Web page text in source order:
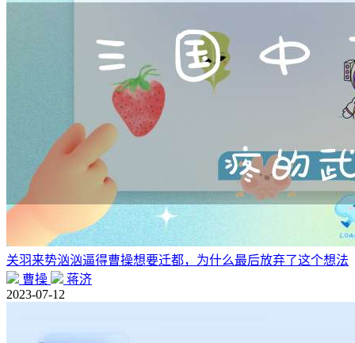
关羽来势汹汹逼得曹操想要迁都，为什么最后放弃了这个想法
曹操
蒋济
2023-07-12